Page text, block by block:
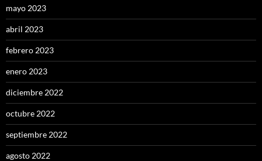
mayo 2023
abril 2023
febrero 2023
enero 2023
diciembre 2022
octubre 2022
septiembre 2022
agosto 2022